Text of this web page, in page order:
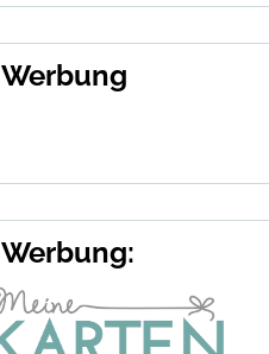
Werbung
Werbung: